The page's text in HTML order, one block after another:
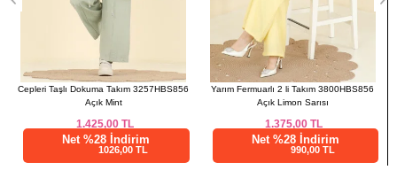
97
97
44
97
46
97
50
97
52
97
Yarım Fermuarlı 2 li Takım 3800HBS856
Açık Limon Sarısı
1.375,00TL
Net %28 İndirim
990,00 TL
Belden Bağlamalı 2 li Takım 0365ERK1158
Bebe Mavisi
1.412,50 TL
Net %28 İndirim
1017,00 TL